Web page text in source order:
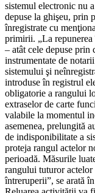
sistemul electronic nu
depuse la ghişeu, prin
înregistrate cu
primirii. „La
– atât cele depuse prin
instrumentate de
sistemului şi
introduse în registrul
obligatorie a rangului
extraselor de carte
valabile la momentul
asemenea, prelungită
de indisponibilitate a
proteja rangul actelor
perioadă. Măsurile
rangului tuturor actelor
întreruperii”, se arată